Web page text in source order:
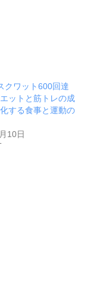
クワット600回達
ットと筋トレの成
する食事と運動の
10日